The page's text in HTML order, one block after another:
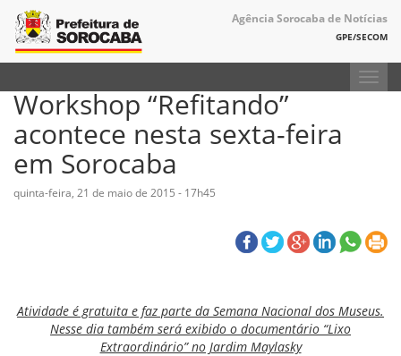
Agência Sorocaba de Notícias
GPE/SECOM
Workshop “Refitando”
acontece nesta sexta-feira
em Sorocaba
quinta-feira, 21 de maio de 2015 - 17h45
Atividade é gratuita e faz parte da Semana Nacional dos Museus.
Nesse dia também será exibido o documentário “Lixo
Extraordinário” no Jardim Maylasky